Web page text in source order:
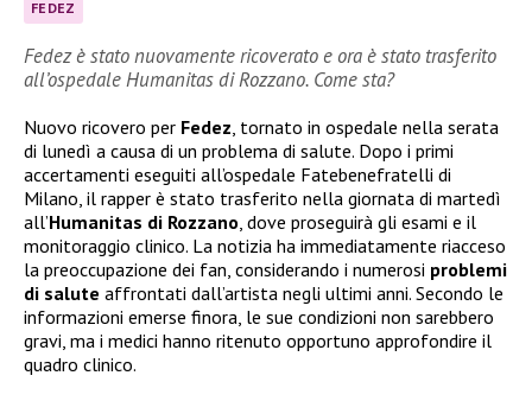
FEDEZ
Fedez è stato nuovamente ricoverato e ora è stato trasferito
all’ospedale Humanitas di Rozzano. Come sta?
Nuovo ricovero per Fedez, tornato in ospedale nella serata
di lunedì a causa di un problema di salute. Dopo i primi
accertamenti eseguiti all’ospedale Fatebenefratelli di
Milano, il rapper è stato trasferito nella giornata di martedì
all’Humanitas di Rozzano, dove proseguirà gli esami e il
monitoraggio clinico. La notizia ha immediatamente riacceso
la preoccupazione dei fan, considerando i numerosi problemi
di salute affrontati dall’artista negli ultimi anni. Secondo le
informazioni emerse finora, le sue condizioni non sarebbero
gravi, ma i medici hanno ritenuto opportuno approfondire il
quadro clinico.